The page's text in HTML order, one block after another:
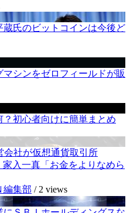
蔵氏のビットコインは今後ど
シンをゼロフィールドが販
？初心者向けに簡単まとめ
会社が仮想通貨取引所
家入一真「お金をよりなめら
編集部 / 2 views